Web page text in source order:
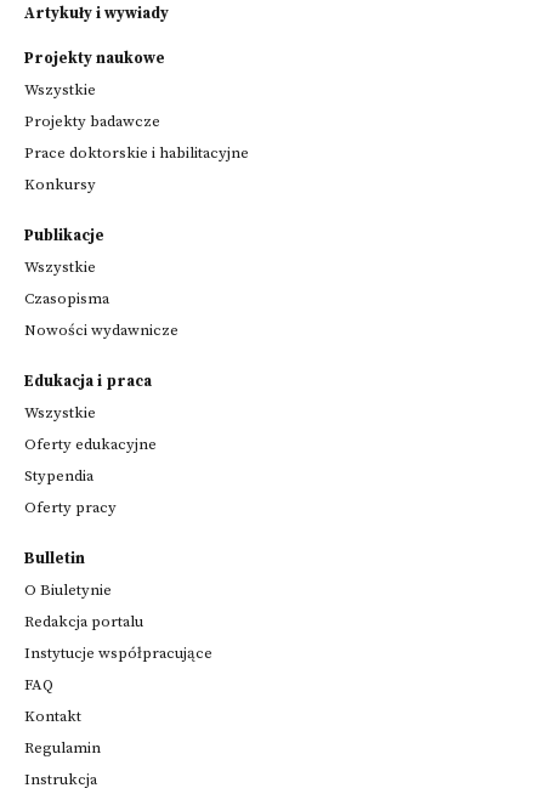
Artykuły i wywiady
Projekty naukowe
Wszystkie
Projekty badawcze
Prace doktorskie i habilitacyjne
Konkursy
Publikacje
Wszystkie
Czasopisma
Nowości wydawnicze
Edukacja i praca
Wszystkie
Oferty edukacyjne
Stypendia
Oferty pracy
Bulletin
O Biuletynie
Redakcja portalu
Instytucje współpracujące
FAQ
Kontakt
Regulamin
Instrukcja